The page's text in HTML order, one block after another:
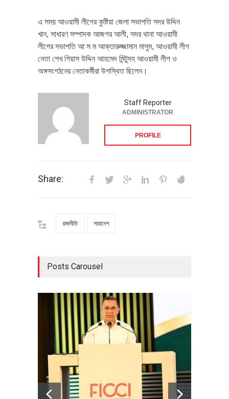
এ সময় আওয়ামী লীগের কুষ্টিয়া জেলা সভাপতি সদর উদ্দিন
খান, সাধারণ সম্পাদক আজগর আলী, সদর থানা আওয়ামী
লীগের সভাপতি আ স ম আক্তারুজ্জামান মাসুম, আওয়ামী লীগ
নেতা শেখ গিয়াস উদ্দিন আহমেদ মিন্টুসহ আওয়ামী লীগ ও
অঙ্গসংগঠনের নেতাকর্মীরা উপস্থিত ছিলেন।
Staff Reporter
ADMINISTRATOR
PROFILE
Share:
রাজনীতি সারাদেশ
Posts Carousel